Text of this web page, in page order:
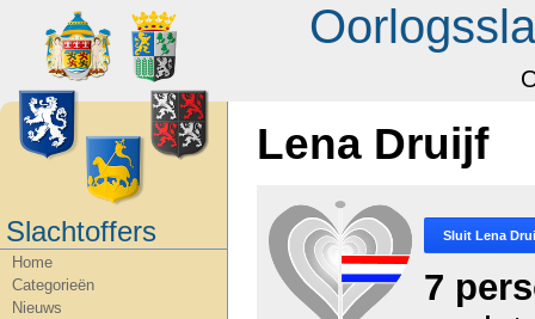
Slachtoffers
Home
Categorieën
Nieuws
Lena Druijf
Sluit Lena
7